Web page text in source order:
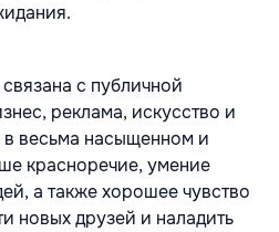
с публичной
реклама, искусство и
в весьма насыщенном и
красноречие, умение
а также хорошее чувство
новых друзей и наладить